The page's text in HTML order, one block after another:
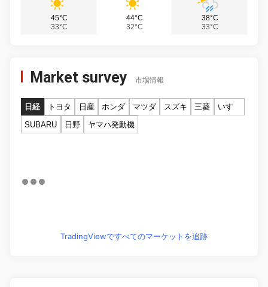
45°C
33°C
44°C
32°C
38°C
33°C
Market survey 市場情報
日経 トヨタ 日産 ホンダ マツダ スズキ 三菱
いすゞ
SUBARU
日野 ヤマハ発動機
TradingViewですべてのマーケットを追跡